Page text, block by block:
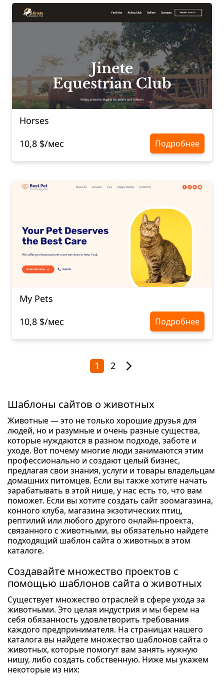
Horses
10,8 $/мес
Подробнее
My Pets
10,8 $/мес
Подробнее
1 2
Шаблоны сайтов о животных
Животные — это не только хорошие друзья для
людей, но и разумные и очень разные существа,
которые нуждаются в разном подходе, заботе и
уходе. Вот почему многие люди занимаются этим
профессионально и создают целый бизнес,
предлагая свои знания, услуги и товары владельцам
домашних питомцев. Если вы также хотите начать
зарабатывать в этой нише, у нас есть то, что вам
поможет. Если вы хотите создать сайт зоомагазина,
конного клуба, магазина экзотических птиц,
рептилий или любого другого онлайн-проекта,
связанного с животными, вы обязательно найдете
подходящий шаблон сайта о животных в этом
каталоге.
Создавайте множество проектов с
помощью шаблонов сайта о животных
Существует множество отраслей в сфере ухода за
животными. Это целая индустрия и мы берем на
себя обязанность удовлетворить требования
каждого предпринимателя. На страницах нашего
каталога вы найдете множество шаблонов сайта о
животных, которые помогут вам занять нужную
нишу, либо создать собственную. Ниже мы укажем
некоторые из них: